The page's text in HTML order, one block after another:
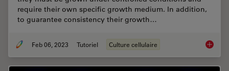
require their own specific growth medium. In addition,
to guarantee consistency their growth…
Feb 06, 2023 Tutoriel Culture cellulaire How to